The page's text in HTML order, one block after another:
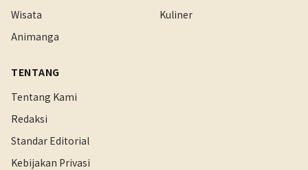
Wisata
Kuliner
Animanga
TENTANG
Tentang Kami
Redaksi
Standar Editorial
Kebijakan Privasi